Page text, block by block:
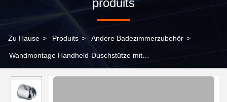
produits
Zu Hause > Produits > Andere Badezimmerzubehör >
Wandmontage Handheld-Duschstütze mit
poliertem Finish